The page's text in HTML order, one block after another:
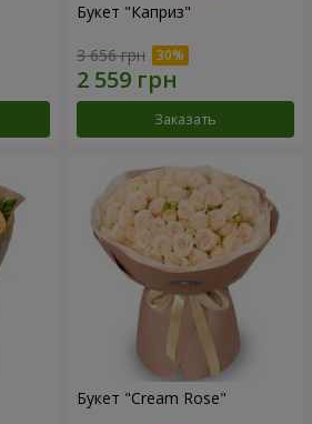
Букет "Каприз"
3 656 грн
Заказать
Букет "Cream Rose"